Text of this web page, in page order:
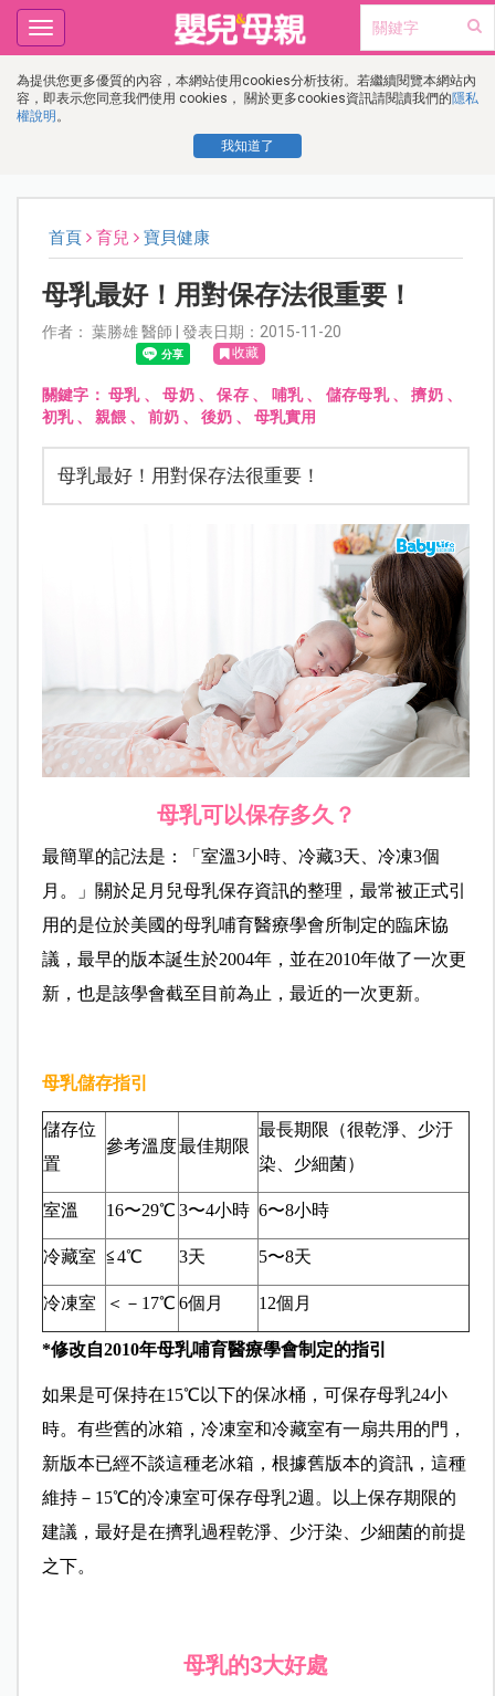
為提供您更多優質的內容，本網站使用cookies分析技術。若繼續閱覽本網站內
容，即表示您同意我們使用 cookies， 關於更多cookies資訊請閱讀我們的隱私
權說明 。
我知道了
Toggle
navigation
首頁 育兒 寶貝健康
母乳最好！用對保存法很重要！
作者： 葉勝雄 醫師 | 發表日期：2015-11-20
收藏
關鍵字：母乳、母奶、保存、 哺乳、 儲存母乳、擠奶、
初乳、 親餵、 前奶、 後奶、 母乳實用
母乳最好！用對保存法很重要！
母乳可以保存多久？
最簡單的記法是：「室溫3小時、冷藏3天、冷凍3個
月。」關於足月兒母乳保存資訊的整理，最常被正式引
用的是位於美國的母乳哺育醫療學會所制定的臨床協
議，最早的版本誕生於2004年，並在2010年做了一次更
新，也是該學會截至目前為止，最近的一次更新。
母乳儲存指引
儲存位
置
參考溫度最佳期限
最長期限（很乾淨、少汙
染、少細菌）
室溫 16〜29℃ 3〜4小時 6〜8小時
冷藏室 ≦4℃ 3天 5〜8天
冷凍室 ＜－17℃ 6個月 12個月
*修改自2010年母乳哺育醫療學會制定的指引
如果是可保持在15℃以下的保冰桶，可保存母乳24小
時。有些舊的冰箱，冷凍室和冷藏室有一扇共用的門，
新版本已經不談這種老冰箱，根據舊版本的資訊，這種
維持－15℃的冷凍室可保存母乳2週。以上保存期限的
建議，最好是在擠乳過程乾淨、少汙染、少細菌的前提
之下。
母乳的3大好處